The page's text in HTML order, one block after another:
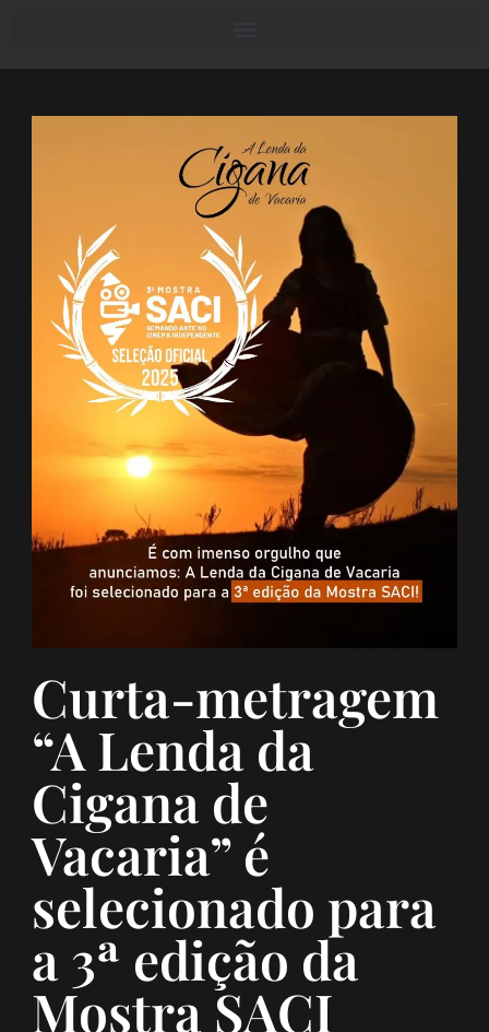
Curta-metragem
“A Lenda da
Cigana de
Vacaria” é
selecionado para
a 3ª edição da
Mostra SACI